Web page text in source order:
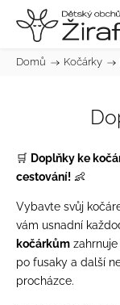
Domů / Kočárky /
🛒 Doplňky ke
cestování! 👶
Vybavte svůj
vám usnadní
kočárkům
po fusaky a další
procházce.